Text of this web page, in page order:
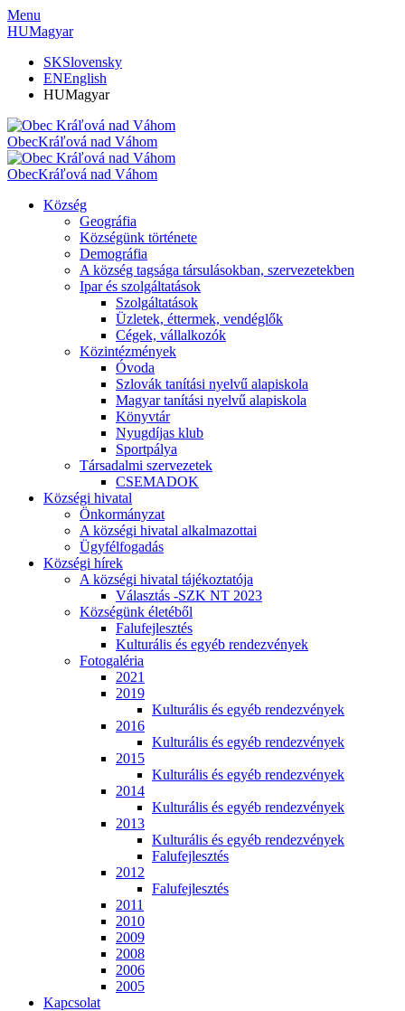
Menu
HUMagyar
SKSlovensky
ENEnglish
HUMagyar
ObecKráľová nad Váhom
ObecKráľová nad Váhom
Község
Geográfia
Községünk története
Demográfia
A község tagsága társulásokban, szervezetekben
Ipar és szolgáltatások
Szolgáltatások
Üzletek, éttermek, vendéglők
Cégek, vállalkozók
Közintézmények
Óvoda
Szlovák tanítási nyelvű alapiskola
Magyar tanítási nyelvű alapiskola
Könyvtár
Nyugdíjas klub
Sportpálya
Társadalmi szervezetek
CSEMADOK
Községi hivatal
Önkormányzat
A községi hivatal alkalmazottai
Ügyfélfogadás
Községi hírek
A községi hivatal tájékoztatója
Választás -SZK NT 2023
Községünk életéből
Falufejlesztés
Kulturális és egyéb rendezvények
Fotogaléria
2021
2019
Kulturális és egyéb rendezvények
2016
Kulturális és egyéb rendezvények
2015
Kulturális és egyéb rendezvények
2014
Kulturális és egyéb rendezvények
2013
Kulturális és egyéb rendezvények
Falufejlesztés
2012
Falufejlesztés
2011
2010
2009
2008
2006
2005
Kapcsolat